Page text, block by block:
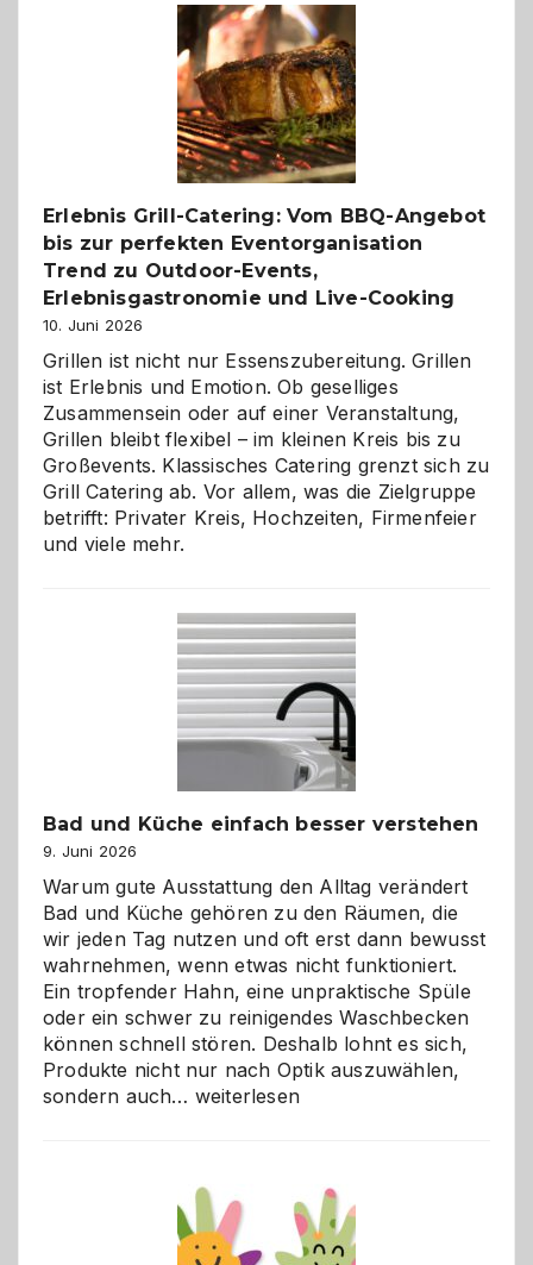
–
die
Gelegenheit,
neue
Reiseziele
zu
entdecken
Erlebnis Grill-Catering: Vom BBQ-Angebot
bis zur perfekten Eventorganisation
Trend zu Outdoor-Events,
Erlebnisgastronomie und Live-Cooking
10. Juni 2026
Grillen ist nicht nur Essenszubereitung. Grillen
ist Erlebnis und Emotion. Ob geselliges
Zusammensein oder auf einer Veranstaltung,
Grillen bleibt flexibel – im kleinen Kreis bis zu
Großevents. Klassisches Catering grenzt sich zu
Grill Catering ab. Vor allem, was die Zielgruppe
betrifft: Privater Kreis, Hochzeiten, Firmenfeier
und viele mehr.
Bad und Küche einfach besser verstehen
9. Juni 2026
Warum gute Ausstattung den Alltag verändert
Bad und Küche gehören zu den Räumen, die
wir jeden Tag nutzen und oft erst dann bewusst
wahrnehmen, wenn etwas nicht funktioniert.
Ein tropfender Hahn, eine unpraktische Spüle
oder ein schwer zu reinigendes Waschbecken
können schnell stören. Deshalb lohnt es sich,
Produkte nicht nur nach Optik auszuwählen,
sondern auch… Bad
besser
verstehen
weiterlesen